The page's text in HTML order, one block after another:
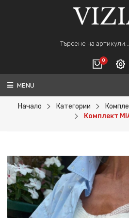
0
ВАШАТА КОЛИЧКА Е
ПОРЪЧАЙ
MENU
Начало Категории
Комплект